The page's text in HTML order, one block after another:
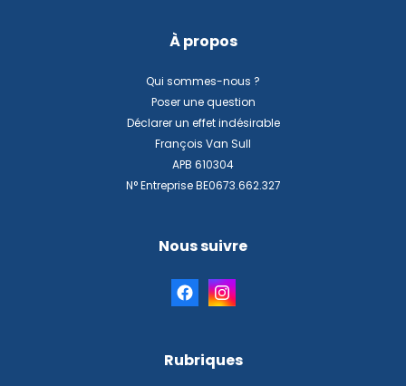
À propos
Qui sommes-nous ?
Poser une question
Déclarer un effet indésirable
François Van Sull
APB 610304
N° Entreprise BE0673.662.327
Nous suivre
Rubriques